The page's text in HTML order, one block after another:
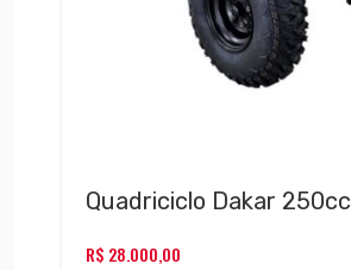
Quadriciclo Dakar 250cc
R$ 28.000,00